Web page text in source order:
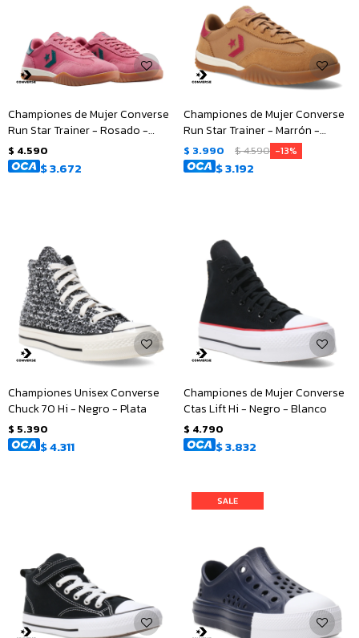
Championes de Mujer Converse
Run Star Trainer - Rosado -
Verde
$ 4.590
$3.672
Championes de Mujer Converse
Run Star Trainer - Marrón -
Rosado
$ 3.990 $4.590 13
$3.192
Championes Unisex Converse
Chuck 70 Hi - Negro - Plata
$ 5.390
$4.311
Championes de Mujer Converse
Ctas Lift Hi - Negro - Blanco
$ 4.790
$3.832